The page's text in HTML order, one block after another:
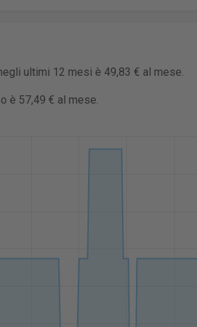
ultimi 12 mesi è 49,83 € al mese.
è 57,49 € al mese.